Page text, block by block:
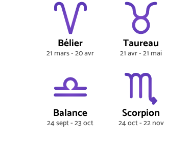
Bélier
21 mars - 20 avr
Taureau
21 avr - 21 mai
Balance
24 sept - 23 oct
Scorpion
24 oct - 22 nov